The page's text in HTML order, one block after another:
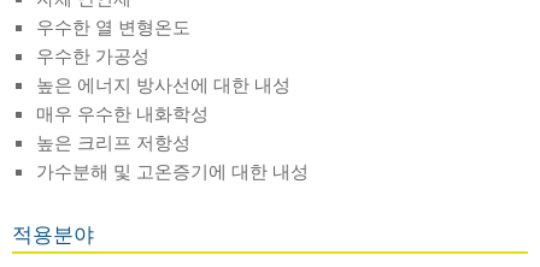
우수한 열 변형온도
우수한 가공성
높은 에너지 방사선에 대한 내성
매우 우수한 내화학성
높은 크리프 저항성
가수분해 및 고온증기에 대한 내성
적용분야